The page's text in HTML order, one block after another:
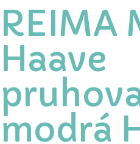
REIMA
Haave
modrá